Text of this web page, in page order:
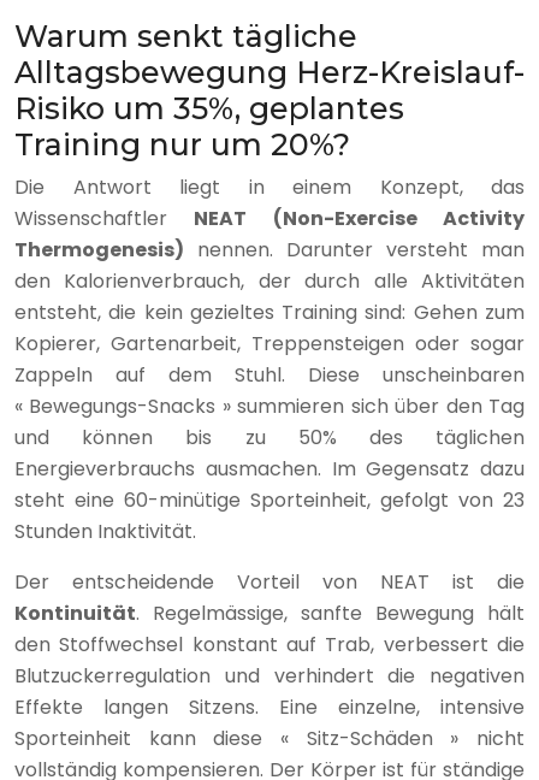
Warum senkt tägliche
Alltagsbewegung Herz-Kreislauf-
Risiko um 35%, geplantes
Training nur um 20%?
Die Antwort liegt in einem Konzept, das
Wissenschaftler NEAT (Non-Exercise Activity
Thermogenesis) nennen. Darunter versteht man
den Kalorienverbrauch, der durch alle Aktivitäten
entsteht, die kein gezieltes Training sind: Gehen zum
Kopierer, Gartenarbeit, Treppensteigen oder sogar
Zappeln auf dem Stuhl. Diese unscheinbaren
« Bewegungs-Snacks » summieren sich über den Tag
und können bis zu 50% des täglichen
Energieverbrauchs ausmachen. Im Gegensatz dazu
steht eine 60-minütige Sporteinheit, gefolgt von 23
Stunden Inaktivität.
Der entscheidende Vorteil von NEAT ist die
Kontinuität. Regelmässige, sanfte Bewegung hält
den Stoffwechsel konstant auf Trab, verbessert die
Blutzuckerregulation und verhindert die negativen
Effekte langen Sitzens. Eine einzelne, intensive
Sporteinheit kann diese « Sitz-Schäden » nicht
vollständig kompensieren. Der Körper ist für ständige